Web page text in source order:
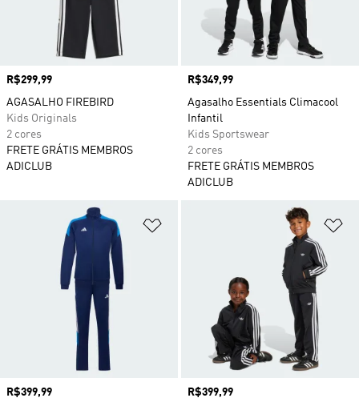
Preço
R$299,99
AGASALHO FIREBIRD
Kids Originals
2 cores
FRETE GRÁTIS MEMBROS
ADICLUB
Preço
R$349,99
Agasalho Essentials Climacool
Infantil
Kids Sportswear
2 cores
FRETE GRÁTIS MEMBROS
ADICLUB
Adicionar à Lista de Desejos
Preço
R$399,99
Preço
R$399,99